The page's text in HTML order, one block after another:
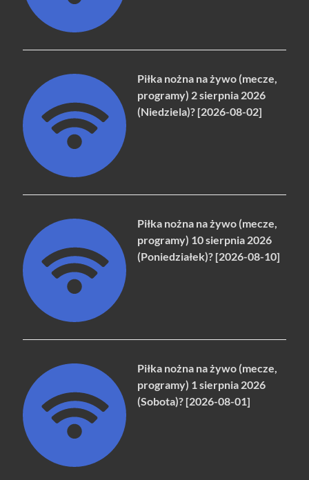
Piłka nożna na żywo (mecze,
programy) 2 sierpnia 2026
(Niedziela)? [2026-08-02]
Piłka nożna na żywo (mecze,
programy) 10 sierpnia 2026
(Poniedziałek)? [2026-08-10]
Piłka nożna na żywo (mecze,
programy) 1 sierpnia 2026
(Sobota)? [2026-08-01]